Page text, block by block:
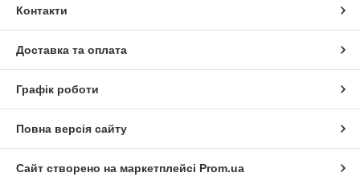
Контакти
Доставка та оплата
Графік роботи
Повна версія сайту
Сайт створено на маркетплейсі Prom.ua